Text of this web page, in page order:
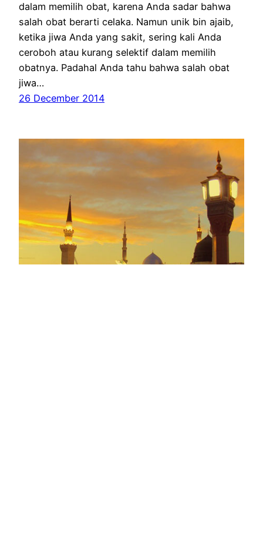
dalam memilih obat, karena Anda sadar bahwa
salah obat berarti celaka. Namun unik bin ajaib,
ketika jiwa Anda yang sakit, sering kali Anda
ceroboh atau kurang selektif dalam memilih
obatnya. Padahal Anda tahu bahwa salah obat
jiwa…
26 December 2014